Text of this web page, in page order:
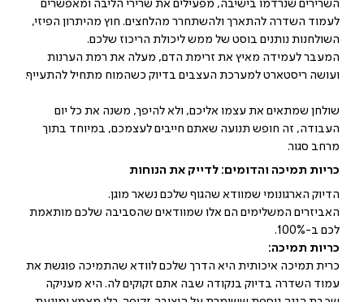
השרירים שנרדמו בישיבה, מפעילים את שרירי הליבה ומאפשרים
לעמוד השדרה להתארך ולהשתחרר מהלחצים. חוץ מהיתרון הפיזי,
השולחנות נותנים בוסט של ממש ליכולת הריכוז שלכם.
המעבר לעמידה מאיץ את זרימת הדם, מעלה את רמת הערנות
ועושה ריסטארט למערכת העצבים בדיוק כשהמוח מתחיל להתעייף.
שולחן שמתאים את עצמו אליכם, ולא להיפך, משנה את כל יום
העבודה, זה חופש תנועה שאתם חייבים לעצמכם, במיוחד בתוך
מרחב סגור.
כריות תמיכה והדומים: לדייק את הנוחות
הדיוק הארגונומי שמוודא שהגוף שלכם נשאר מוגן.
האביזרים המשלימים הם אלו שמוודאים שהסביבה שלכם מותאמת
לכם ב-100%.
כריות תמיכה:
כרית תמיכה איכותית היא הדרך שלכם לוודא שהתמיכה פוגשת את
עמוד השדרה בדיוק בנקודה שבה אתם זקוקים לה. היא מעניקה